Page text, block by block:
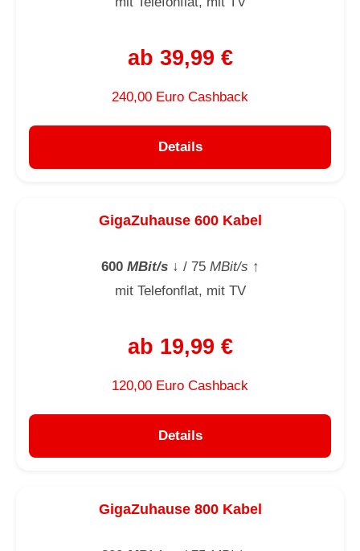
ab 39,99 €
240,00 Euro Cashback
Details
GigaZuhause 600 Kabel
600MBit/s↓ / 75MBit/s ↑
mit Telefonflat, mit TV
ab 19,99 €
120,00 Euro Cashback
Details
GigaZuhause 800 Kabel